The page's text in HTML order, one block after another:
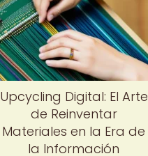
Upcycling Digital: El Arte
de Reinventar
Materiales en la Era de
la Información